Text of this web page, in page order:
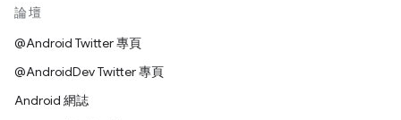
論壇
@Android Twitter 專頁
@AndroidDev Twitter 專頁
Android 網誌